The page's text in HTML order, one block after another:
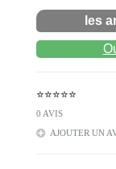
les
⭐⭐⭐⭐⭐
0 AVIS
AJOUTER UN